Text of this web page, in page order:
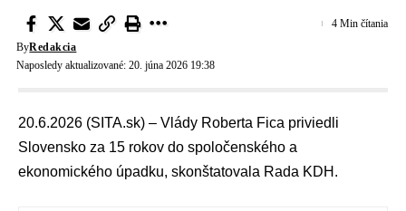
Naposledy aktualizované: 20. júna 2026 19:38
ByRedakcia
4 Min čítania
20.6.2026 (SITA.sk) – Vlády Roberta Fica priviedli
Slovensko za 15 rokov do spoločenského a
ekonomického úpadku, skonštatovala Rada KDH.